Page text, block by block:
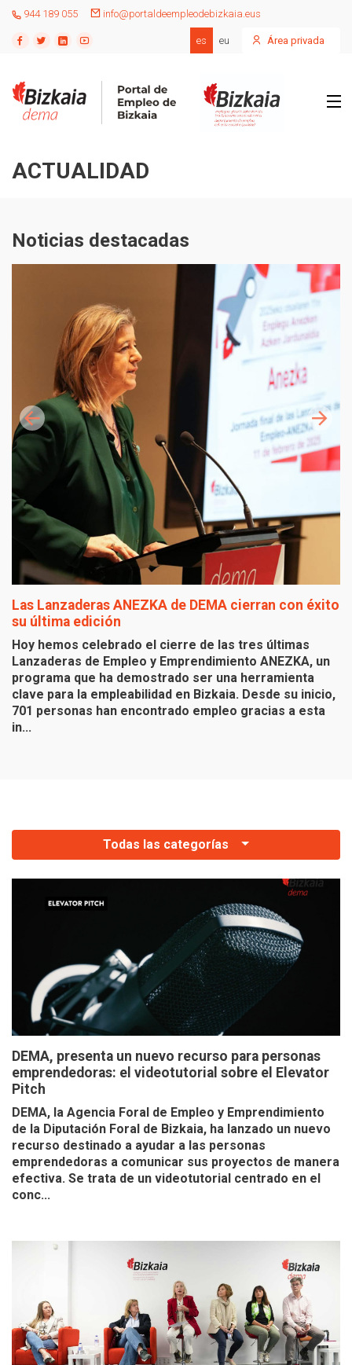
944 189 055 info@portaldeempleodebizkaia.eus
es eu Área privada
ACTUALIDAD
Noticias destacadas
Las Lanzaderas ANEZKA de DEMA cierran con éxito
su última edición
Hoy hemos celebrado el cierre de las tres últimas
Lanzaderas de Empleo y Emprendimiento ANEZKA, un
programa que ha demostrado ser una herramienta
clave para la empleabilidad en Bizkaia. Desde su inicio,
701 personas han encontrado empleo gracias a esta
in...
Todas las categorías
DEMA, presenta un nuevo recurso para personas
emprendedoras: el videotutorial sobre el Elevator
Pitch
DEMA, la Agencia Foral de Empleo y Emprendimiento
de la Diputación Foral de Bizkaia, ha lanzado un nuevo
recurso destinado a ayudar a las personas
emprendedoras a comunicar sus proyectos de manera
efectiva. Se trata de un videotutorial centrado en el
conc...